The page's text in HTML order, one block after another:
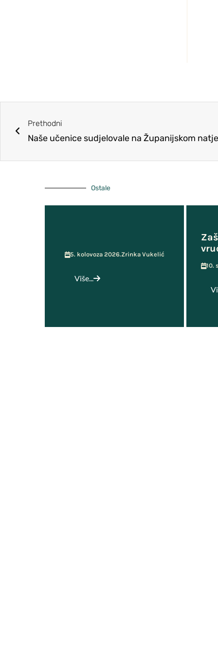
Prethodni
Naše učenice sudjelovale na Županijskom
Ostale
5. kolovoza 2026.Zrinka Vukelić
Više...
10.